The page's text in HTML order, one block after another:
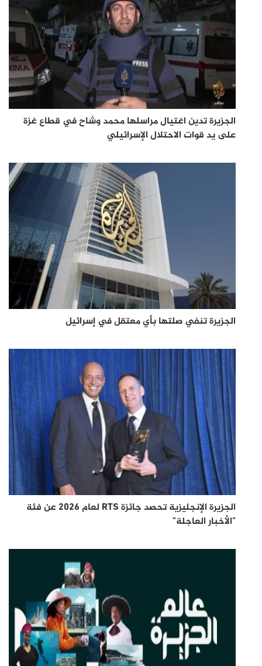
الجزيرة تدين اغتيال مراسلها محمد وشاح في قطاع غزة
على يد قوات الاحتلال الإسرائيلي
الجزيرة تنفي صلتها بأي معتقل في إسرائيل
الجزيرة الإنجليزية تحصد جائزة RTS لعام 2026 عن فئة
"الأخبار العاجلة"